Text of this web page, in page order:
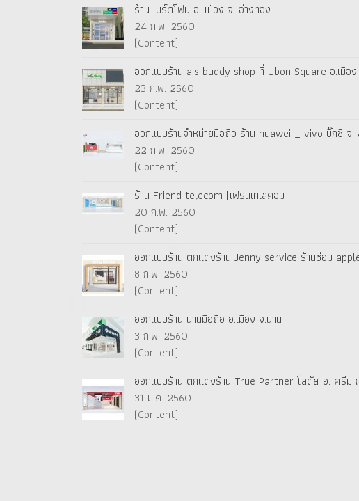
ร้าน เบิร์ดโฟน อ. เมือง จ. อ่างทอง
24 ก.พ. 2560
(Content)
ออกแบบร้าน ais buddy shop ที่ Ubon Square อ.เมือ
23 ก.พ. 2560
(Content)
ออกแบบร้านจำหน่ายมือถือ ร้าน huawei _ vivo บิ๊กซี
22 ก.พ. 2560
(Content)
ร้าน Friend telecom (เฟรนเทเลคอม)
20 ก.พ. 2560
(Content)
ออกแบบร้าน ตกแต่งร้าน Jenny service ร้านซ่อม
8 ก.พ. 2560
(Content)
ออกแบบร้าน น่านมือถือ อ.เมือง จ.น่าน
3 ก.พ. 2560
(Content)
ออกแบบร้าน ตกแต่งร้าน True Partner โลตัส อ. ศรีม
31 ม.ค. 2560
(Content)